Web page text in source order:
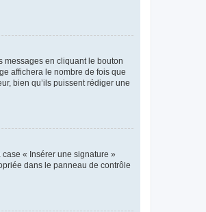
messages en cliquant le bouton
affichera le nombre de fois que
bien qu’ils puissent rédiger une
« Insérer une signature »
dans le panneau de contrôle